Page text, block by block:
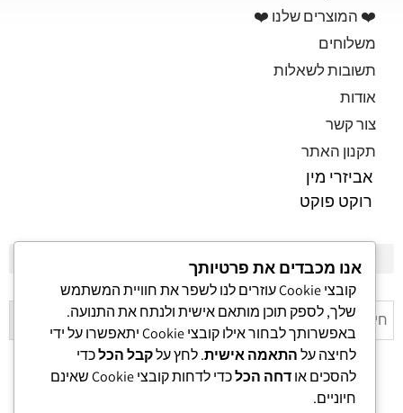
❤️ המוצרים שלנו ❤️
משלוחים
תשובות לשאלות
אודות
צור קשר
תקנון האתר
אביזרי מין
רוקט פוקט
אנו מכבדים את פרטיותך
קובצי Cookie עוזרים לנו לשפר את חוויית המשתמש
שלך, לספק תוכן מותאם אישית ולנתח את התנועה.
באפשרותך לבחור אילו קובצי Cookie יתאפשרו על ידי
לחיצה עלהתאמה אישית. לחץ עלקבל הכלכדי
להסכים אודחה הכל
כדי לדחות קובצי Cookie שאינם
חיוניים.